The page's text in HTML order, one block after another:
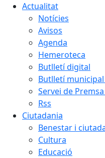
Actualitat
Notícies
Avisos
Agenda
Hemeroteca
Butlletí digital
Butlletí
Servei de
Rss
Ciutadania
Benestar i
Cultura
Educació